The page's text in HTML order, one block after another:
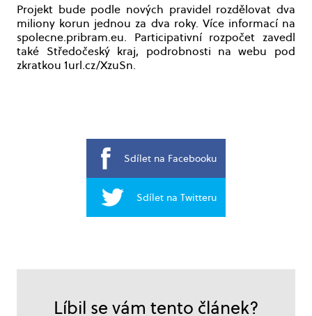
Projekt bude podle nových pravidel rozdělovat dva
miliony korun jednou za dva roky. Více informací na
spolecne.pribram.eu. Participativní rozpočet zavedl
také Středočeský kraj, podrobnosti na webu pod
zkratkou 1url.cz/XzuSn.
Sdílet na Facebooku
Sdílet na Twitteru
Líbil se vám tento článek?